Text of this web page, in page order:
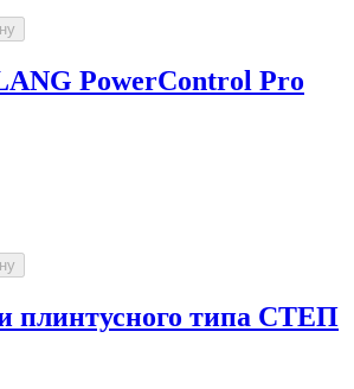
PowerControl Pro
плинтусного типа СТЕП